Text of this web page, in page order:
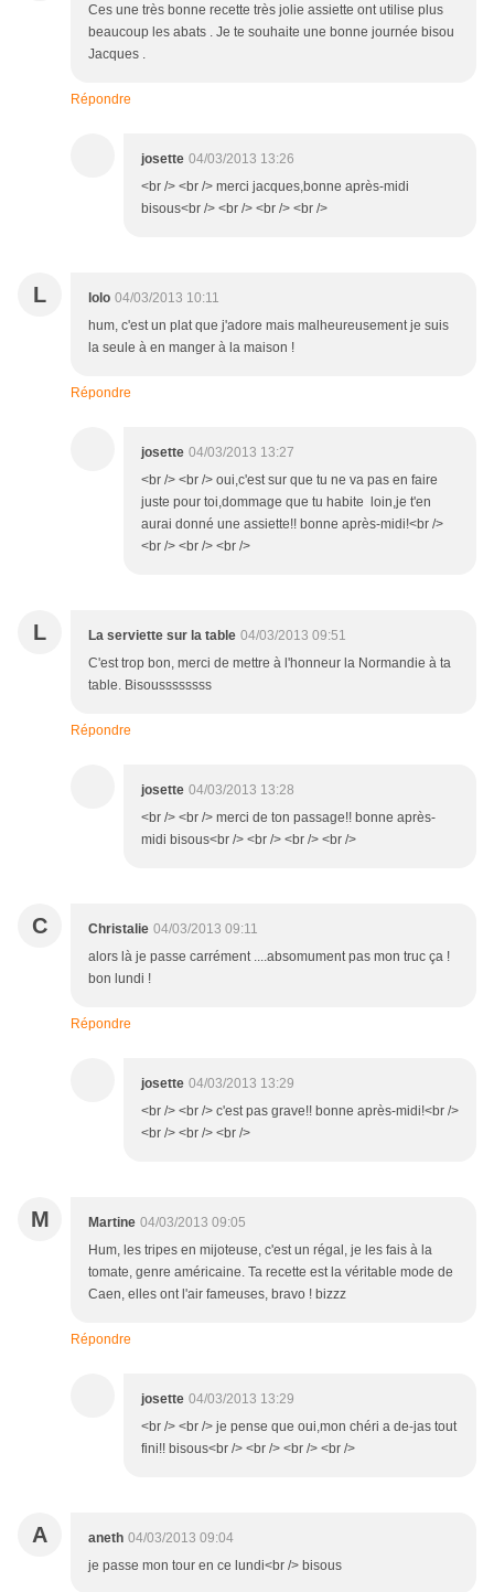
Ces une très bonne recette très jolie assiette ont utilise plus
beaucoup les abats . Je te souhaite une bonne journée bisou
Jacques .
Répondre
josette 04/03/2013 13:26
<br /> <br /> merci jacques,bonne après-midi
bisous<br /> <br /> <br /> <br />
L lolo 04/03/2013 10:11
hum, c'est un plat que j'adore mais malheureusement je suis
la seule à en manger à la maison !
Répondre
josette 04/03/2013 13:27
<br /> <br /> oui,c'est sur que tu ne va pas en faire
juste pour toi,dommage que tu habite loin,je t'en
aurai donné une assiette!! bonne après-midi!<br />
<br /> <br /> <br />
L La serviette sur la table 04/03/2013 09:51
C'est trop bon, merci de mettre à l'honneur la Normandie à ta
table. Bisoussssssss
Répondre
josette 04/03/2013 13:28
<br /> <br /> merci de ton passage!! bonne après-
midi bisous<br /> <br /> <br /> <br />
C Christalie 04/03/2013 09:11
alors là je passe carrément ....absomument pas mon truc ça !
bon lundi !
Répondre
josette 04/03/2013 13:29
<br /> <br /> c'est pas grave!! bonne après-midi!<br />
<br /> <br /> <br />
M Martine 04/03/2013 09:05
Hum, les tripes en mijoteuse, c'est un régal, je les fais à la
tomate, genre américaine. Ta recette est la véritable mode de
Caen, elles ont l'air fameuses, bravo ! bizzz
Répondre
josette 04/03/2013 13:29
<br /> <br /> je pense que oui,mon chéri a de-jas tout
fini!! bisous<br /> <br /> <br /> <br />
A aneth 04/03/2013 09:04
je passe mon tour en ce lundi<br /> bisous